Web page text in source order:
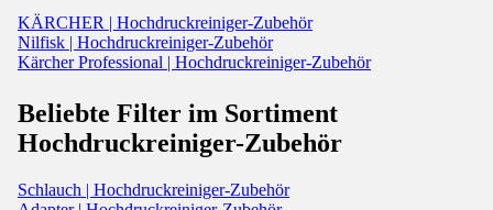
KÄRCHER | Hochdruckreiniger-Zubehör
Nilfisk | Hochdruckreiniger-Zubehör
Kärcher Professional | Hochdruckreiniger-Zubehör
Beliebte Filter im Sortiment
Hochdruckreiniger-Zubehör
Schlauch | Hochdruckreiniger-Zubehör